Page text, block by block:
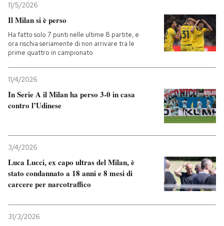
11/5/2026
Il Milan si è perso
Ha fatto solo 7 punti nelle ultime 8 partite, e
ora rischia seriamente di non arrivare tra le
prime quattro in campionato
11/4/2026
In Serie A il Milan ha perso 3-0 in casa
contro l’Udinese
3/4/2026
Luca Lucci, ex capo ultras del Milan, è
stato condannato a 18 anni e 8 mesi di
carcere per narcotraffico
31/3/2026